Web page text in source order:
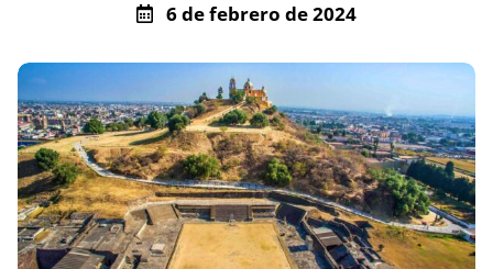
6 de febrero de 2024